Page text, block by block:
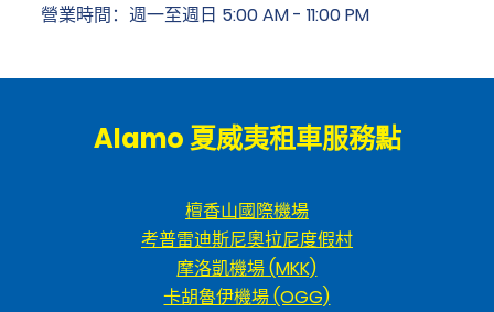
營業時間：週一至週日 5:00 AM - 11:00 PM
Alamo 夏威夷租車服務點
檀香山國際機場
考普雷迪斯尼奧拉尼度假村
摩洛凱機場 (MKK)
卡胡魯伊機場 (OGG)